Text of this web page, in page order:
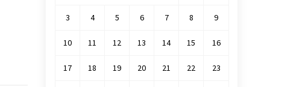
3 4 5 6 7 8 9
10 11 12 13 14 15 16
17 18 19 20 21 22 23